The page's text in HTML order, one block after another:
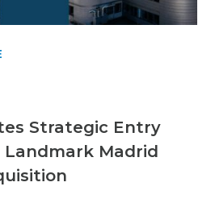
Strategic Entry
Madrid